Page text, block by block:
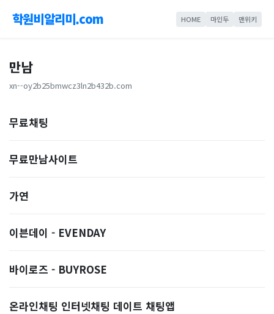
학원비알리미.com HOME 마인두 맨위키
만남
xn--oy2b25bmwcz3ln2b432b.com
무료채팅
무료만남사이트
가연
이븐데이 - EVENDAY
바이로즈 - BUYROSE
온라인채팅 인터넷채팅 데이트 채팅앱